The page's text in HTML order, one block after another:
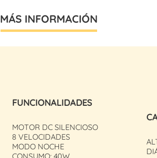
MÁS INFORMACIÓN
FUNCIONALIDADES
MOTOR DC SILENCIOSO
8 VELOCIDADES
MODO NOCHE
CONSUMO: 40W.